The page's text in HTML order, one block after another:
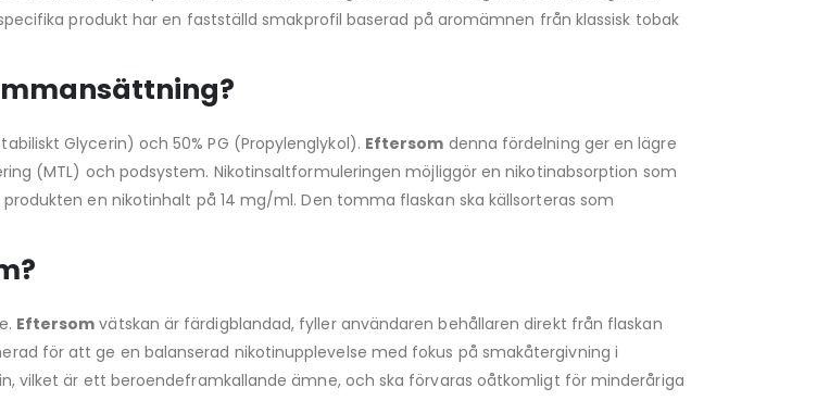
produkt har en fastställd smakprofil baserad på aromämnen från klassisk tobak
Glycerin) och 50% PG (Propylenglykol). Eftersom denna fördelning ger en lägre
(MTL) och podsystem. Nikotinsaltformuleringen möjliggör en nikotinabsorption som
en nikotinhalt på 14 mg/ml. Den tomma flaskan ska källsorteras som
Eftersom vätskan är färdigblandad, fyller användaren behållaren direkt från flaskan
för att ge en balanserad nikotinupplevelse med fokus på smakåtergivning i
vilket är ett beroendeframkallande ämne, och ska förvaras oåtkomligt för minderåriga